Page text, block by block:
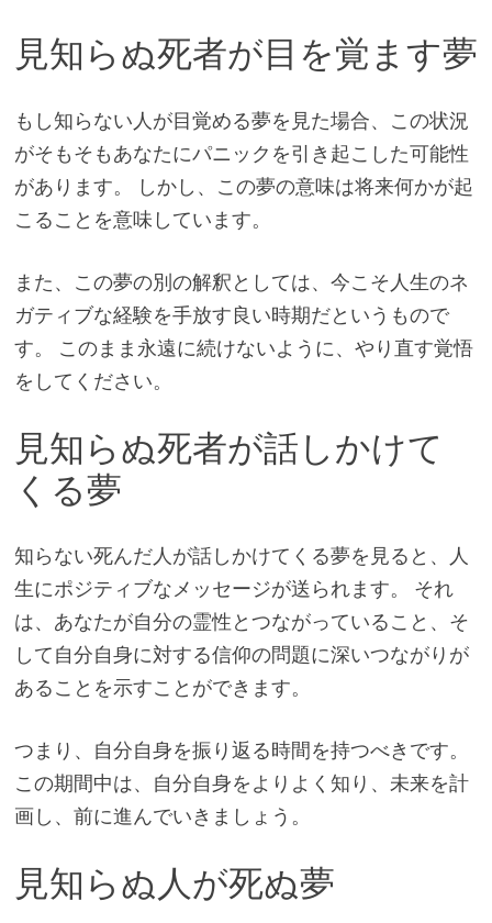
見知らぬ死者が目を覚ます夢
もし知らない人が目覚める夢を見た場合、この状況
がそもそもあなたにパニックを引き起こした可能性
があります。 しかし、この夢の意味は将来何かが起
こることを意味しています。
また、この夢の別の解釈としては、今こそ人生のネ
ガティブな経験を手放す良い時期だというもので
す。 このまま永遠に続けないように、やり直す覚悟
をしてください。
見知らぬ死者が話しかけて
くる夢
知らない死んだ人が話しかけてくる夢を見ると、人
生にポジティブなメッセージが送られます。 それ
は、あなたが自分の霊性とつながっていること、そ
して自分自身に対する信仰の問題に深いつながりが
あることを示すことができます。
つまり、自分自身を振り返る時間を持つべきです。
この期間中は、自分自身をよりよく知り、未来を計
画し、前に進んでいきましょう。
見知らぬ人が死ぬ夢